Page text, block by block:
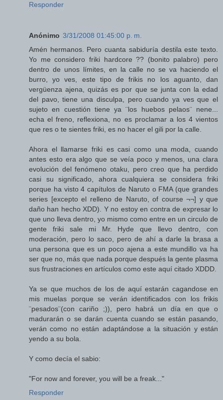
Responder
Anónimo 3/31/2008 01:45:00 p. m.
Amén hermanos. Pero cuanta sabiduría destila este texto.
Yo me considero friki hardcore ?? (bonito palabro) pero
dentro de unos límites, en la calle no se va haciendo el
burro, yo ves, este tipo de frikis no los aguanto, dan
vergüenza ajena, quizás es por que se junta con la edad
del pavo, tiene una disculpa, pero cuando ya ves que el
sujeto en cuestión tiene ya ¨los huebos pelaos¨ nene...
echa el freno, reflexiona, no es proclamar a los 4 vientos
que res o te sientes friki, es no hacer el gili por la calle.
Ahora el llamarse friki es casi como una moda, cuando
antes esto era algo que se veía poco y menos, una clara
evolución del fenómeno otaku, pero creo que ha perdido
casi su significado, ahora cualquiera se considera friki
porque ha visto 4 capítulos de Naruto o FMA (que grandes
series [excepto el relleno de Naruto, of course ¬¬] y que
daño han hecho XDD). Y no estoy en contra de expresar lo
que uno lleva dentro, yo mismo como entre en un circulo de
gente friki sale mi Mr. Hyde que llevo dentro, con
moderación, pero lo saco, pero de ahí a darle la brasa a
una persona que es un poco ajena a este mundillo va ha
ser que no, más que nada porque después la gente plasma
sus frustraciones en artículos como este aquí citado XDDD.
Ya se que muchos de los de aquí estarán cagandose en
mis muelas porque se verán identificados con los frikis
¨pesados¨(con cariño ;)), pero habrá un día en que o
madurarán o se darán cuenta cuando se están pasando,
verán como no están adaptándose a la situación y están
yendo a su bola.
Y como decía el sabio:
"For now and forever, you will be a freak..."
Responder